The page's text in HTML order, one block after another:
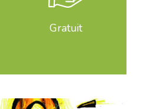
Gratuit